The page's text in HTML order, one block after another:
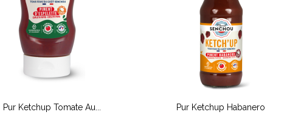
Pur Ketchup Tomate Au... Pur Ketchup Habanero